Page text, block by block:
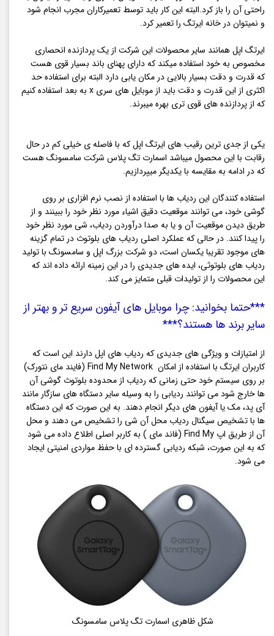
راحتی آن را باز کرد.البته این کار باید توسط تعمیرکاران مجرب انجام شود
و نمیتوان در خانه ایرتگ را تعمیر کرد.
ایرتگ اپل همانند سایر محصولات این شرکت از یک پردازنده انحصاری
مخصوص به خود استفاده میکند که دارای پهنای باند بسیار قوی هست
که قدرت و دقت بسیار بالایی در مکان یابی دارد البته برای استفاده حد
اکثری از این قدرت و دقت باید از موبایل های سری x به بعد استفاده کنیم
که از پردازنده های قوی تری بهره میبرند.
یکی از جدی ترین رقیب های ایرتگ اپل که با فاصله ی خیلی کم در حال
رقابت با این محصول میباشد اسمارت تگ پلاس شرکت سامسونگ هست
که در ادامه به مقایسه با یکدیگر میپردازیم.
استفاده کنندگان این ردیاب ها با استفاده از نصب نرم افزاری بر روی
گوشی خود، می توانند موقعیت دقیق اشیاء مورد نظر خود را ببینند و از
طریق دیدن موقعیت آن و یا به صدا درآوردن ردیاب، شی مورد نظر خود
را پیدا کنند. در حالی که عملکرد اصلی ردیاب های بلوتوث در تمام گزینه
های موجود تقریبا یکسان است، دو شرکت بزرگ اپل و سامسونگ با تولید
ردیاب های بلوتوثی، ایده های جدیدی را در این زمینه ارائه داده اند که
این محصولات را از تولیدات قبلی متمایز می کند.
***حتما بخوانید: چرا موبایل های آیفون سریع تر و بهتر از
سایر برند ها هستند؟***
از امتیازات و ویژگی های جدیدی که ردیاب های اپل دارند این است که
کاربران ایرتگ با استفاده از امکان Find My Network (فایند مای نتورک)
بر روی سیستم خود حتی زمانی که ردیاب از محدوده بلوتوث گوشی آن
ها خارج شود می توانند ردیابی را به وسیله سایر دستگاه های سازگار مانند
آی پد، مک یا آیفون های دیگر انجام دهند. به این صورت که این دستگاه
ها با تشخیص سیگنال ردیاب محل آن شی را تشخیص می دهند و محل
آن از طریق اپ Find My (فاند مای ) به کاربر اصلی اطلاع داده می شود
که به این صورت، شبکه ردیابی گسترده ای با حفظ مواردی امنیتی ایجاد
می شود.
شکل ظاهری اسمارت تگ پلاس سامسونگ